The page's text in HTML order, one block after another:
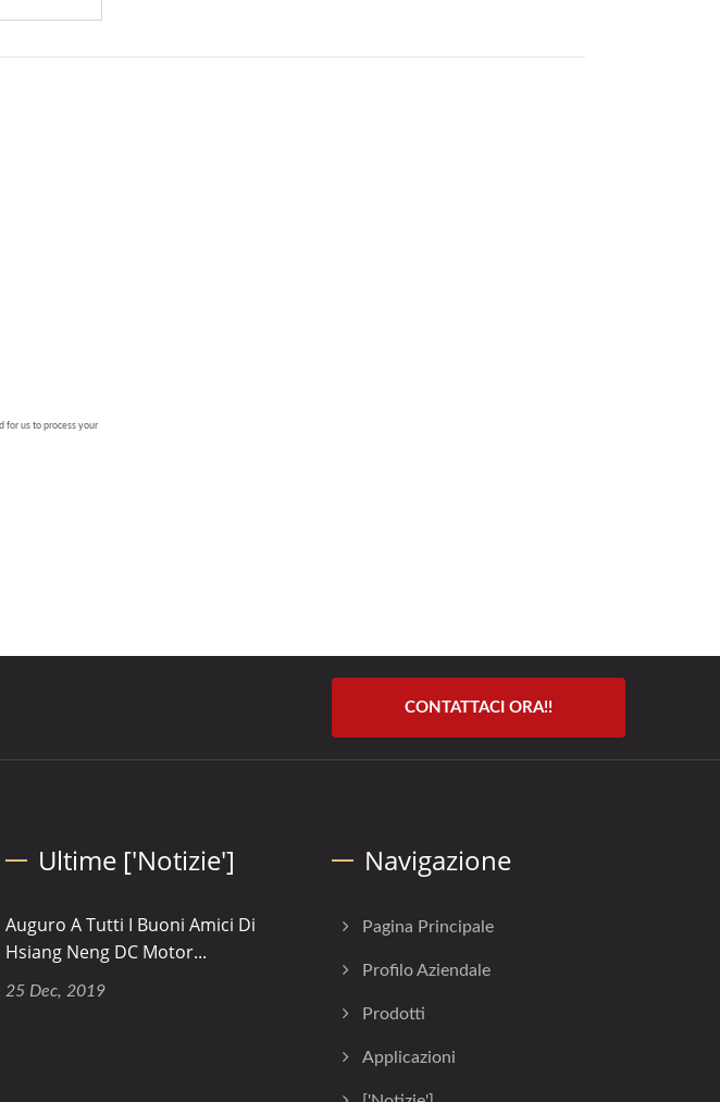
CONTATTACI ORA!!
Ultime ['Notizie']
Auguro A Tutti I Buoni Amici Di
Hsiang Neng DC Motor...
25 Dec, 2019
Navigazione
Pagina Principale
Profilo Aziendale
Prodotti
Applicazioni